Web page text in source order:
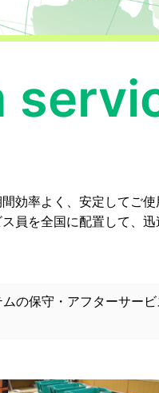
効率よく、安定してご
員を全国に配置して、
の保守・アフターサー